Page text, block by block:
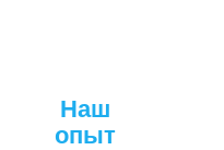
Наш
опыт